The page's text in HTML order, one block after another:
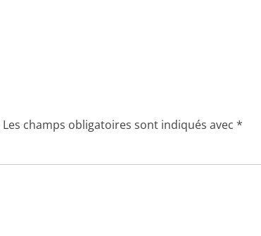
Les champs obligatoires sont indiqués avec *